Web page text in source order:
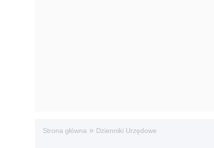
Strona główna » Dzienniki Urzędowe